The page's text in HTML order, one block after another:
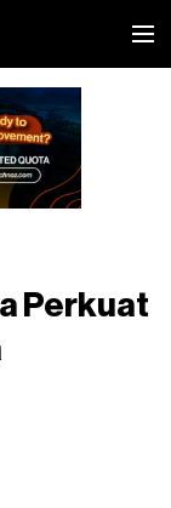
Perkuat